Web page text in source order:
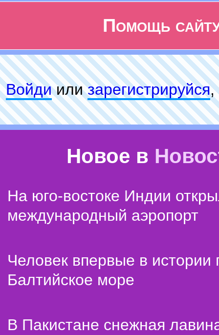
Помощь
Войдиилизарeгиcтpируйся,
Новое в
На юго-востоке Индии
международный аэропорт
Человек впервые в истории
Балтийское море
В Пакистане снежная